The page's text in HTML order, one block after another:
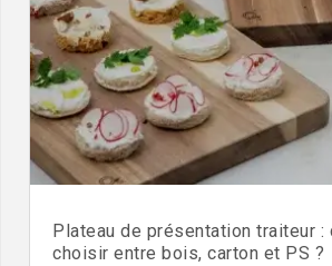
Plateau de présentation traiteur :
choisir entre bois, carton et PS ?